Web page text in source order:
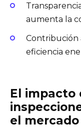
aumenta la
Contribución
eficiencia
El impacto
el mercado